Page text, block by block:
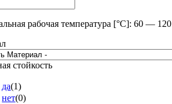
рабочая температура [°C]: 60 — 120
стойкость
да(1)
нет(0)